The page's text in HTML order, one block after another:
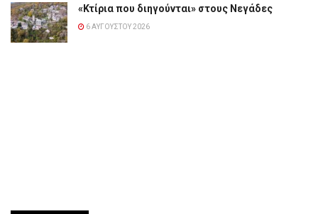
«Κτίρια που διηγούνται» στους Νεγάδες
6 ΑΥΓΟΎΣΤΟΥ 2026